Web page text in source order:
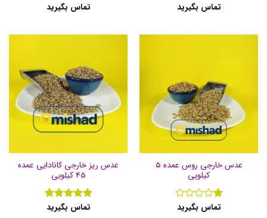
تماس بگیرید نمره 5از
تماس بگیرید
عدس خارجی روس عمده 5
کیلویی
نمره
تماس بگیرید
عدس ریز خارجی کانادایی عمده
45 کیلویی
نمره 5از
تماس بگیرید